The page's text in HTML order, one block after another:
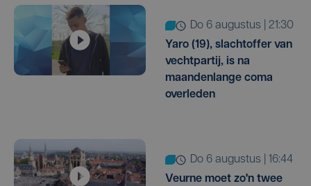
do 6 augustus | 21:30
Yaro (19), slachtoffer van
vechtpartij, is na
maandenlange coma
overleden
do 6 augustus | 16:44
Veurne moet zo'n twee